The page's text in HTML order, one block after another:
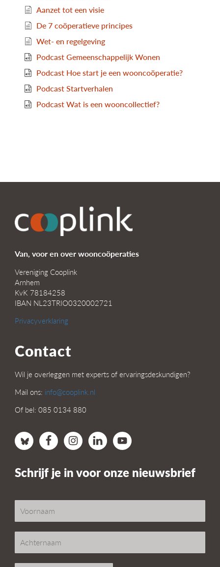
Aanzet tot een visie
De 7 coöperatieve principes
Wet- en regelgeving
Podcast Gemeenschappelijk Wonen
Podcast Hoe start je een wooncoöperatie?
Podcast Startverhalen
Podcast Wat is een wooncollectief?
Van, voor en over wooncoöperaties
Vereniging Cooplink
Arnhem
KvK 78184258
IBAN NL23TRIO0320002721
Privacyverklaring
Contact
Wil je overleggen met experts of ervaringsdeskundigen?
Mail ons: info@cooplink.nl
Of bel: 085 0134 880
Schrijf je in voor onze nieuwsbrief